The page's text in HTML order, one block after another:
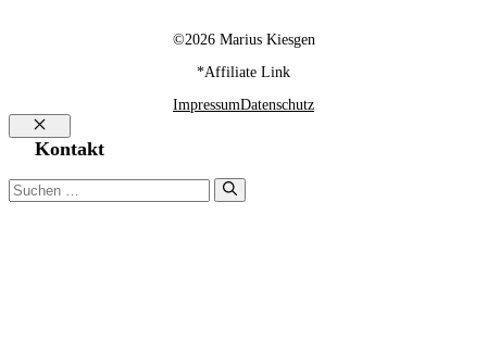
©2026 Marius Kiesgen
*Affiliate Link
ImpressumDatenschutz
Schließen
Kontakt
Suchen
nach: